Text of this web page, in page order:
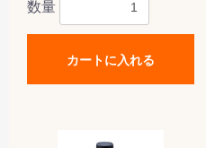
数量
カートに入れる